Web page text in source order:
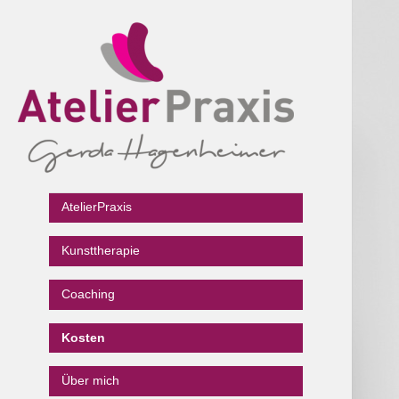
Atelier Praxis
Gerda Hagenheimer
AtelierPraxis
Kunsttherapie
Coaching
Kosten
Über mich